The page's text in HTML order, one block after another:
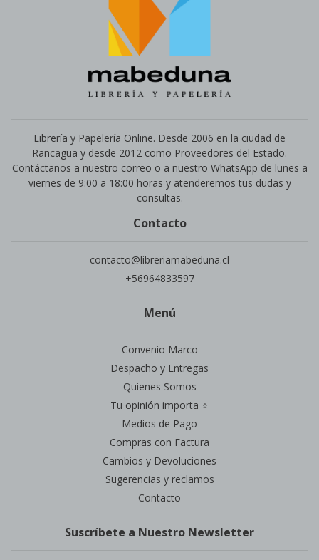
Librería y Papelería Online. Desde 2006 en la ciudad de
Rancagua y desde 2012 como Proveedores del Estado.
Contáctanos a nuestro correo o a nuestro WhatsApp de lunes a
viernes de 9:00 a 18:00 horas y atenderemos tus dudas y
consultas.
Contacto
contacto@libreriamabeduna.cl
+56964833597
Menú
Convenio Marco
Despacho y Entregas
Quienes Somos
Tu opinión importa ⭐
Medios de Pago
Compras con Factura
Cambios y Devoluciones
Sugerencias y reclamos
Contacto
Suscríbete a Nuestro Newsletter